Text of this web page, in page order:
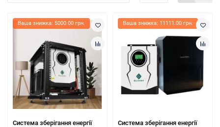
Ваша знижка: 5000.00 грн.
Система зберігання енергії
Ваша знижка: 11111.00 грн.
Система зберігання енергії